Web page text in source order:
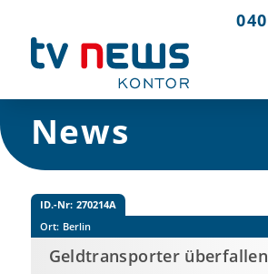
040
News
ID.-Nr: 270214A
Ort: Berlin
Geldtransporter überfallen